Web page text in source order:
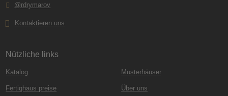
@rdrymarov
Kontaktieren uns
Nützliche links
Katalog
Fertighaus preise
Musterhäuser
Über uns